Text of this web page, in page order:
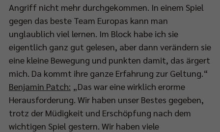
Angriff nicht mehr durchgekommen. In einem Spiel
gegen das beste Team Europas kann man
unglaublich viel lernen. Im Block habe ich sie
eigentlich ganz gut gelesen, aber dann verändern sie
eine kleine Bewegung und punkten damit, das ärgert
mich. Da kommt ihre ganze Erfahrung zur Geltung.“
Benjamin Patch: „Das war eine wirklich erorme
Herausforderung. Wir haben unser Bestes gegeben,
trotz der Müdigkeit und Erschöpfung nach dem
wichtigen Spiel gestern. Wir haben viele
bit.ly/SPORT1StreamPokalfinale